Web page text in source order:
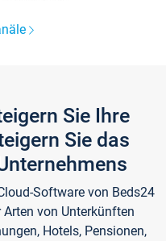
Sie Ihre
Sie das
Software von Beds24
von Unterkünften
Hotels, Pensionen,